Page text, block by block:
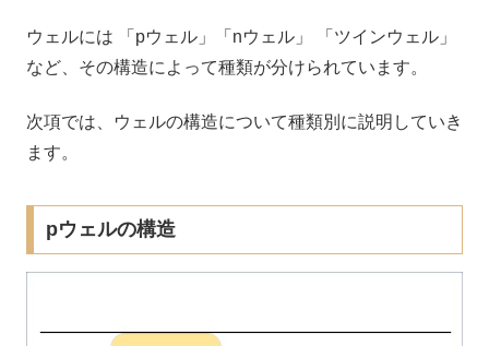
ウェルには 「pウェル」「nウェル」 「ツインウェル」
など、その構造によって種類が分けられています。
次項では、ウェルの構造について種類別に説明していき
ます。
pウェルの構造